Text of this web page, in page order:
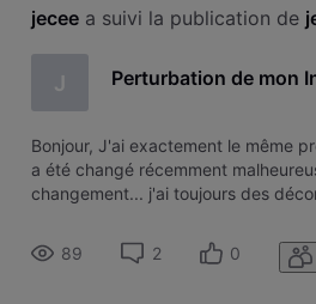
jecee a suivi la publication de
J Perturbation de mon
Bonjour, J'ai exactement le même
a été changé récemment
changement... j'ai toujours des
suis juste à côté du modem).
Macbook. Merci, Julien
89 2 0